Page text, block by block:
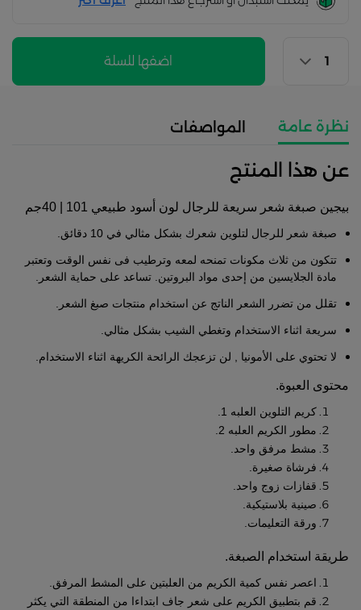
اضفها للسلة
نظرة عامة المواصفات
عن هذا المنتج
بيجين صبغة شعر سريعة للرجال لون أسود طبيعي 101 | 40جم
صبغة شعر للرجال لتلوين شعرك بشكل مثالي في 10 دقائق.
تتكون من ثلاث مكونات تمنحه لمعه وترطيب فى نفس الوقت وتعتبر
مادة الجلايسين من إحدى مواد البروتين. تساعد على حماية الشعر.
تقلل من تضرر الشعر الناتج عن استخدام منتجات صبغ الشعر.
سريعة اثناء الاستخدام وتغطي الشيب بشكل مثالي.
لا تحتوي على الأمونيا , لن تزعجك الرائحة الكريهة اثناء الاستخدام.
محتوى العبوة.
كريم التلوين العلبه 1.
مطور الكريم العلبه 2.
مشط مرفق واحد.
فرشاة صغيرة.
قفازات زوج واحد.
صينية بلاستيكية.
ورقة التعليمات.
طريقة استخدام الصبغة.
اعصر نفس كمية الكريم من العلبتين على المشط المرفق.
قم بتطبيق الكريم على شعر جاف ابتداءا من المنطقة التي يكثر